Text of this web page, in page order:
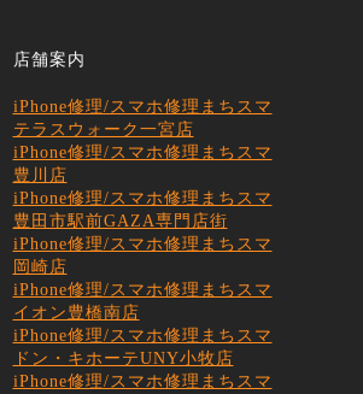
店舗案内
iPhone修理/スマホ修理まちスマ
テラスウォーク一宮店
iPhone修理/スマホ修理まちスマ
豊川店
iPhone修理/スマホ修理まちスマ
豊田市駅前GAZA専門店街
iPhone修理/スマホ修理まちスマ
岡崎店
iPhone修理/スマホ修理まちスマ
イオン豊橋南店
iPhone修理/スマホ修理まちスマ
ドン・キホーテUNY小牧店
iPhone修理/スマホ修理まちスマ